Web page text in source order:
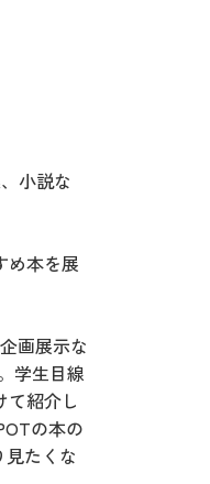
小説な
め本を展
画展示な
学生目線
て紹介し
の本の
たくな